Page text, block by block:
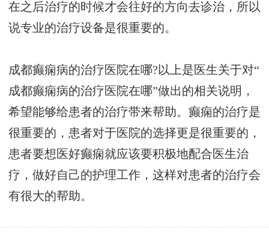
在之后治疗的时候才会往好的方向去诊治，所以
说专业的治疗设备是很重要的。
成都癫痫病的治疗医院在哪?以上是医生关于对“
成都癫痫病的治疗医院在哪”做出的相关说明，
希望能够给患者的治疗带来帮助。癫痫的治疗是
很重要的，患者对于医院的选择更是很重要的，
患者要想医好癫痫就应该要积极地配合医生治
疗，做好自己的护理工作，这样对患者的治疗会
有很大的帮助。